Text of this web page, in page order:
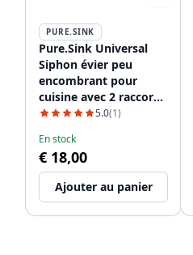
PURE.SINK
Pure.Sink Universal
Siphon évier peu
encombrant pour
cuisine avec 2 raccords
pour lave-vaisselle
5.0(1)
En stock
€ 18,00
Ajouter au panier